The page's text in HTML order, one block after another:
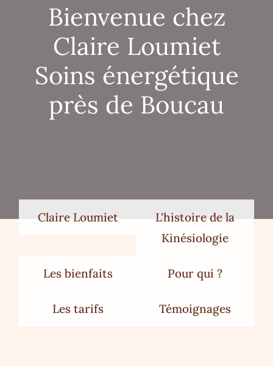
Bienvenue chez
Claire Loumiet
Soins énergétique
près de Boucau
Claire Loumiet
L'histoire de la
Kinésiologie
Les bienfaits Pour qui ?
Les tarifs Témoignages